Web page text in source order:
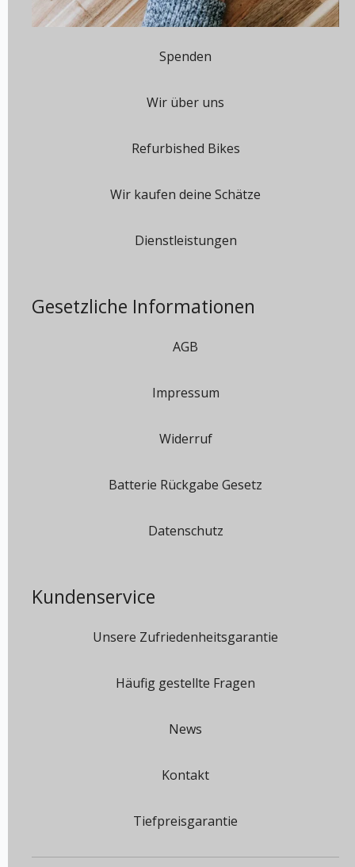
Spenden
Wir über uns
Refurbished Bikes
Wir kaufen deine Schätze
Dienstleistungen
Gesetzliche Informationen
AGB
Impressum
Widerruf
Batterie Rückgabe Gesetz
Datenschutz
Kundenservice
Unsere Zufriedenheitsgarantie
Häufig gestellte Fragen
News
Kontakt
Tiefpreisgarantie